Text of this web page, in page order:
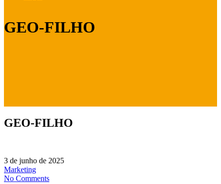
GEO-FILHO
GEO-FILHO
3 de junho de 2025
Marketing
No Comments